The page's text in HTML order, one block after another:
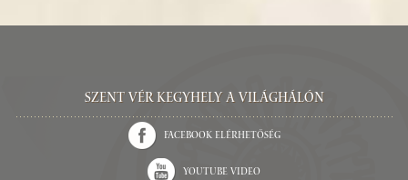
Szent Vér kegyhely a világhálón
Facebook elérhetőség
Youtube video